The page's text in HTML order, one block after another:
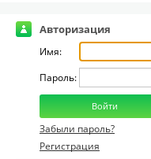
Авторизация
Имя:
Пароль:
Забыли пароль?
Регистрация